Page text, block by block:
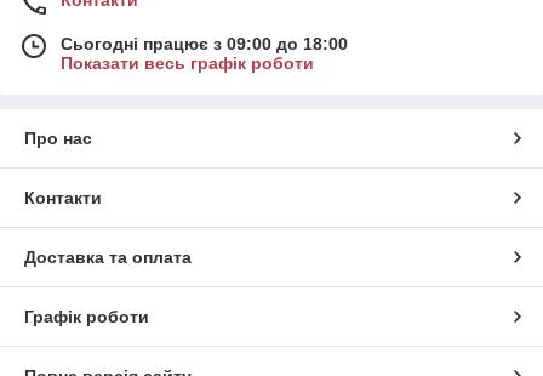
Сьогодні працює з 09:00 до 18:00
Показати весь графік роботи
Про нас
Контакти
Доставка та оплата
Графік роботи